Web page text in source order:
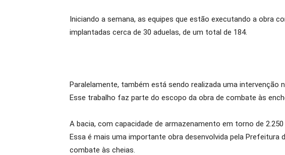
Iniciando a semana, as equipes que estão executando a obra
implantadas cerca de 30 aduelas, de um total de 184.
Paralelamente, também está sendo realizada uma intervenção
Esse trabalho faz parte do escopo da obra de combate às
A bacia, com capacidade de armazenamento em torno de
Essa é mais uma importante obra desenvolvida pela Prefeitura
combate às cheias.